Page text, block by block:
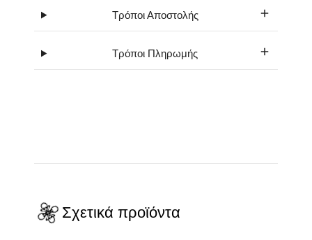
Τρόποι Αποστολής
Τρόποι Πληρωμής
Σχετικά προϊόντα